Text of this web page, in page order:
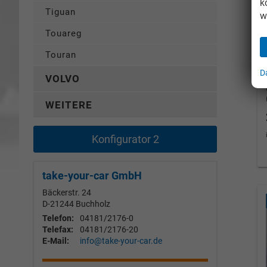
Tiguan
Touareg
Touran
VOLVO
WEITERE
Konfigurator 2
take-your-car GmbH
Bäckerstr. 24
D-21244 Buchholz
Telefon:
04181/2176-0
Telefax:
04181/2176-20
E-Mail:
info@take-your-car.de